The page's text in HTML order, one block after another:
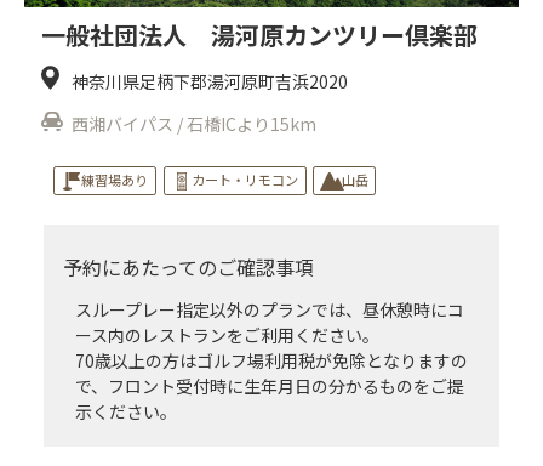
一般社団法人 湯河原カンツリー倶楽部
神奈川県足柄下郡湯河原町吉浜2020
西湘バイパス / 石橋ICより15km
練習場あり カート・リモコン 山岳
予約にあたってのご確認事項
スループレー指定以外のプランでは、昼休憩時にコ
ース内のレストランをご利用ください。
70歳以上の方はゴルフ場利用税が免除となりますの
で、フロント受付時に生年月日の分かるものをご提
示ください。